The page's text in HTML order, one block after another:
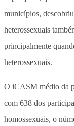
municípios,
heterossexuais
principalmente
heterossexuais.
O iCASM médio da
com 638 dos
homossexuais, o